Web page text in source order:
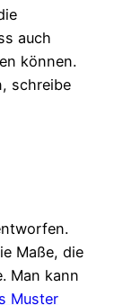
auch
können.
schreibe
Maße, die
Man kann
Muster